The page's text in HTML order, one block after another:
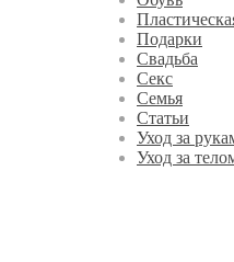
Подарки
Свадьба
Секс
Семья
Статьи
Уход за
Уход за